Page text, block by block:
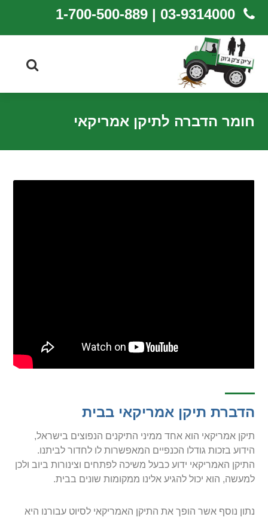
03-9314000 | 1-700-500-889
חומר הדברה לתיקן אמריקאי
הדברת תיקן אמריקאי בבית
תיקן אמריקאי הוא אחד ממיני התיקנים הנפוצים בישראל,
הידוע בזכות גודלו הכנפיים המאפשרות לו לחדור לביתנו.
התיקן האמריקאי ידוע כבעל משיכה לפתחים וצינורות ביוב ולכן
למעשה, הוא יכול להגיע אלינו ממקומות שונים בבית.
נתון נוסף אשר הופך את התיקן האמריקאי לסיוט עבורנו היא